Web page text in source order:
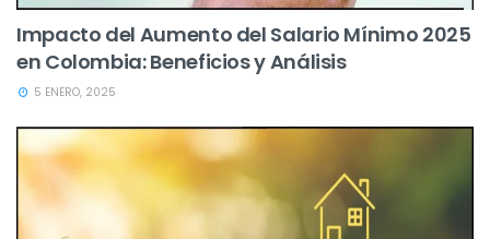
Impacto del Aumento del Salario Mínimo 2025
en Colombia: Beneficios y Análisis
5 ENERO, 2025